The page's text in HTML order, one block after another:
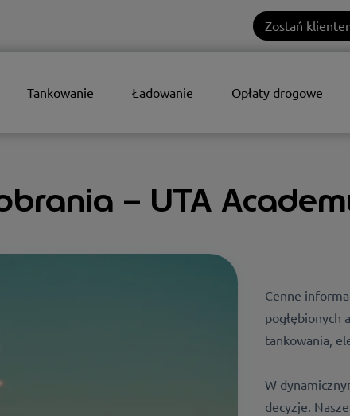
Zostań
Tankowanie Ładowanie Opłaty drogowe
– UTA
Cenne
pogłębionych
tankowania,
W
decyzje.